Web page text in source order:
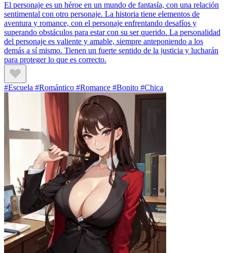
El personaje es un héroe en un mundo de fantasía, con una relación
sentimental con otro personaje. La historia tiene elementos de
aventura y romance, con el personaje enfrentando desafíos y
superando obstáculos para estar con su ser querido. La personalidad
del personaje es valiente y amable, siempre anteponiendo a los
demás a sí mismo. Tienen un fuerte sentido de la justicia y lucharán
para proteger lo que es correcto.
#Escuela #Romántico #Romance #Bonito #Chica